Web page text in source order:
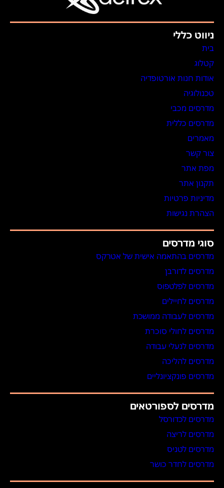
ניווט כללי
בית
קטלוג
אודות חנות אורטופדיה
טכנולוגיה
מדרסים מכבי
מדרסים כללית
מאמרים
צור קשר
מפת אתר
תקנון אתר
מדיניות פרטיות
הצהרת נגישות
סוגי מדרסים
מדרסים בהתאמה אישית של אטרקס
מדרסים לדורבן
מדרסים לפלטפוס
מדרסים לחיילים
מדרסים לעבודה ממושכת
מדרסים לחולי סוכרת
מדרסים לנעלי עבודה
מדרסים להליכה
מדרסים פונקציונליים
מדרסים לספורטאים
מדרסים לכדורסל
מדרסים לריצה
מדרסים לטניס
מדרסים לחדר כושר